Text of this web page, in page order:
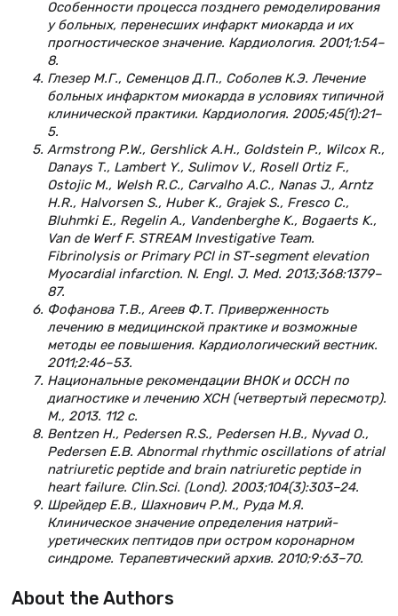
Особенности процесса позднего ремоделирования
у больных, перенесших инфаркт миокарда и их
прогностическое значение. Кардиология. 2001;1:54–
8.
Глезер М.Г., Семенцов Д.П., Соболев К.Э. Лечение
больных инфарктом миокарда в условиях типичной
клинической практики. Кардиология. 2005;45(1):21–
5.
Armstrong P.W., Gershlick A.H., Goldstein P., Wilcox R.,
Danays T., Lambert Y., Sulimov V., Rosell Ortiz F.,
Ostojic M., Welsh R.C., Carvalho A.C., Nanas J., Arntz
H.R., Halvorsen S., Huber K., Grajek S., Fresco C.,
Bluhmki E., Regelin A., Vandenberghe K., Bogaerts K.,
Van de Werf F. STREAM Investigative Team.
Fibrinolysis or Primary PCl in ST-segment elevation
Myocardial infarction. N. Engl. J. Med. 2013;368:1379–
87.
Фофанова Т.В., Агеев Ф.Т. Приверженность
лечению в медицинской практике и возможные
методы ее повышения. Кардиологический вестник.
2011;2:46–53.
Национальные рекомендации ВНОК и ОССН по
диагностике и лечению ХСН (четвертый пересмотр).
М., 2013. 112 с.
Bentzen H., Pedersen R.S., Pedersen H.B., Nyvad O.,
Pedersen E.B. Abnormal rhythmic oscillations of atrial
natriuretic peptide and brain natriuretic peptide in
heart failure. Clin.Sci. (Lond). 2003;104(3):303–24.
Шрейдер Е.В., Шахнович Р.М., Руда М.Я.
Клиническое значение определения натрий-
уретических пептидов при остром коронарном
синдроме. Терапевтический архив. 2010;9:63–70.
About the Authors